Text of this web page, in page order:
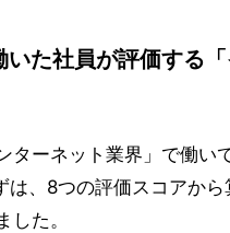
いた社員が評価する
ターネット業界」で働い
は、8つの評価スコアか
した。